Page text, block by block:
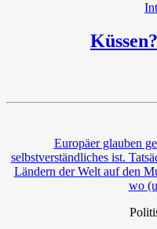
Europäer glauben
selbstverständliches ist.
Ländern der Welt auf den
wo